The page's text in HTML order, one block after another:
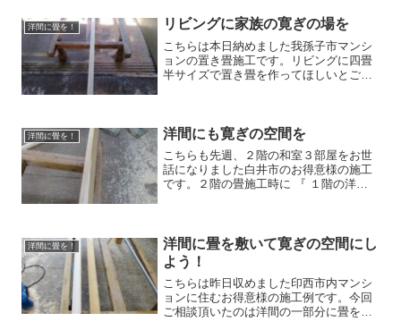
工です。数年前ご購入した戸建て住宅。
２階の和室８畳間がフロ...
洋間に畳を！ リビングに家族の寛ぎの場を
こちらは本日納めました我孫子市マンシ
ョンの置き畳施工です。リビングに四畳
半サイズで置き畳を作ってほしいとご相
と木枠の製作もお受けし...
洋間に畳を！ 洋間にも寛ぎの空間を
こちらも先週、２階の和室３部屋をお世
話になりました白井市のお得意様の施工
です。２階の畳施工時に 『 １階の洋間
い！！ 』 と今...
洋間に畳を！
洋間に畳を敷いて寛ぎの空間にし
よう！
こちらは昨日収めました印西市内マンシ
ョンに住むお得意様の施工例です。今回
ご相談頂いたのは洋間の一部分に畳を敷